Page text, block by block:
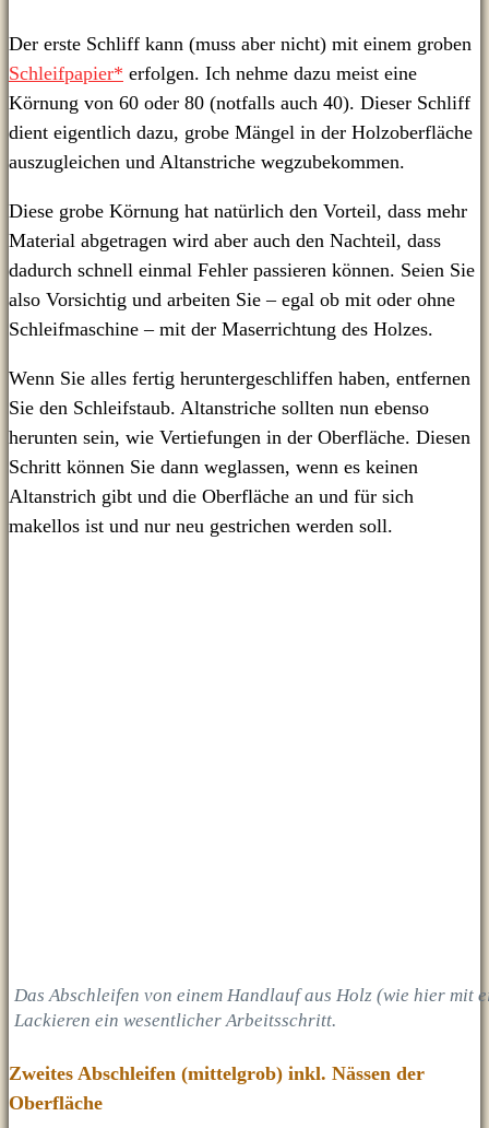
Der erste Schliff kann (muss aber nicht) mit einem groben
Schleifpapier* erfolgen. Ich nehme dazu meist eine
Körnung von 60 oder 80 (notfalls auch 40). Dieser Schliff
dient eigentlich dazu, grobe Mängel in der Holzoberfläche
auszugleichen und Altanstriche wegzubekommen.
Diese grobe Körnung hat natürlich den Vorteil, dass mehr
Material abgetragen wird aber auch den Nachteil, dass
dadurch schnell einmal Fehler passieren können. Seien Sie
also Vorsichtig und arbeiten Sie – egal ob mit oder ohne
Schleifmaschine – mit der Maserrichtung des Holzes.
Wenn Sie alles fertig heruntergeschliffen haben, entfernen
Sie den Schleifstaub. Altanstriche sollten nun ebenso
herunten sein, wie Vertiefungen in der Oberfläche. Diesen
Schritt können Sie dann weglassen, wenn es keinen
Altanstrich gibt und die Oberfläche an und für sich
makellos ist und nur neu gestrichen werden soll.
Das Abschleifen von einem Handlauf aus Holz (wie hier mit
Lackieren ein wesentlicher Arbeitsschritt.
Zweites Abschleifen (mittelgrob) inkl. Nässen der
Oberfläche